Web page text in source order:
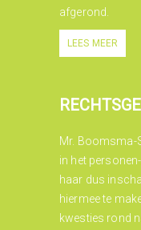
afgerond.
LEES MEER
Mr. Boomsma-
in het
haar dus
hiermee te
kwesties rond